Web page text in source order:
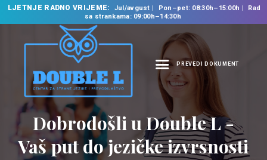
LJETNJE RADNO VRIJEME: Jul/avgust Pon–pet: 08:30h–15:00h
Rad
sa strankama: 09:00h–14:30h
PREVEDI DOKUMENT
NASLOVNA
O NAMA
NAŠE USLUGE
ŠKOLA STRANIH
Dobrodošli u Double L -
Vaš put do jezičke izvrsnosti